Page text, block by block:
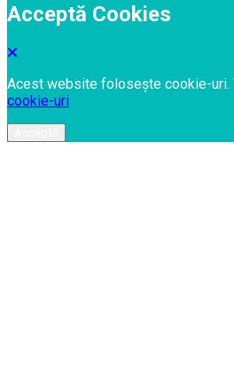
Acceptă Cookies
Acest website folosește cookie-uri.
cookie-uri